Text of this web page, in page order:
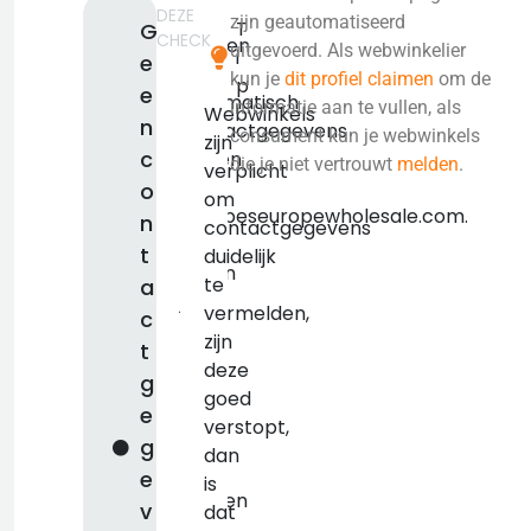
G
e
e
n
c
o
n
t
a
c
t
g
e
g
e
v
We
konden
niet
automatisch
contactgegevens
vinden
nl.vapeseuropewholesale.com.
raden
aan
zelf
zoeken
T
i
p
Webwinkels
zijn
verplicht
om
contactgegevens
duidelijk
te
vermelden,
zijn
deze
goed
verstopt,
dan
is
dat
DEZE
CHECK
zijn geautomatiseerd
uitgevoerd. Als webwinkelier
kun je dit profiel claimen om de
informatie aan te vullen, als
consument kun je webwinkels
die je niet vertrouwt melden.